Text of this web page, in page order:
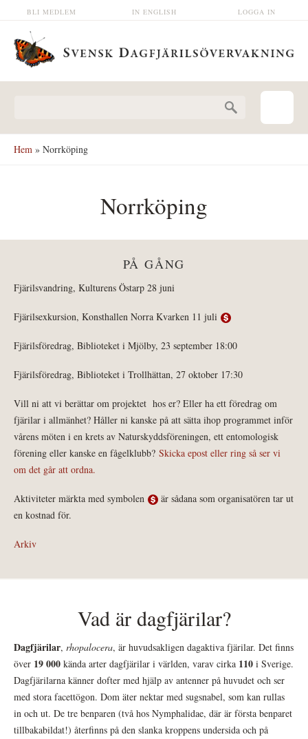
Hoppa till huvudinnehåll LOGGA IN
IN ENGLISH
BLI MEDLEM
Hem » Norrköping
Norrköping
PÅ GÅNG
Fjärilsvandring, Kulturens Östarp 28 juni
Fjärilsexkursion, Konsthallen Norra Kvarken 11 juli
Fjärilsföredrag, Biblioteket i Mjölby, 23 september 18:00
Fjärilsföredrag, Biblioteket i Trollhättan, 27 oktober 17:30
Vill ni att vi berättar om projektet hos er? Eller ha ett föredrag om
fjärilar i allmänhet? Håller ni kanske på att sätta ihop programmet inför
vårens möten i en krets av Naturskyddsföreningen, ett entomologisk
förening eller kanske en fågelklubb? Skicka epost eller ring så ser vi
om det går att ordna.
Aktiviteter märkta med symbolen
är sådana som organisatören tar ut
en kostnad för.
Arkiv
Vad är dagfjärilar?
Dagfjärilar, rhopalocera, är huvudsakligen dagaktiva fjärilar. Det finns
över 19 000 kända arter dagfjärilar i världen, varav cirka 110 i Sverige.
Dagfjärilarna känner dofter med hjälp av antenner på huvudet och ser
med stora facettögon. Dom äter nektar med sugsnabel, som kan rullas
in och ut. De tre benparen (två hos Nymphalidae, där är första benparet
tillbakabildat!) återfinns på den slanka kroppens undersida och på